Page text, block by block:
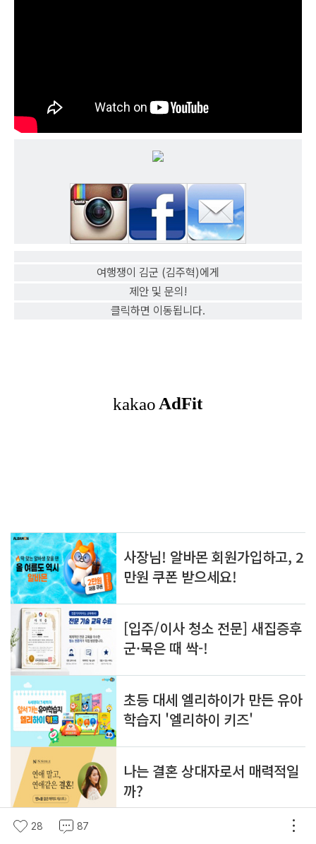
여행쟁이 김군 (김주혁)에게
제안 및 문의!
클릭하면 이동됩니다.
28 87